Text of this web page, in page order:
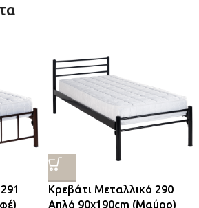
Κρεβάτι Μεταλλικό 290
Απλό 90x190cm (Μαύρο)